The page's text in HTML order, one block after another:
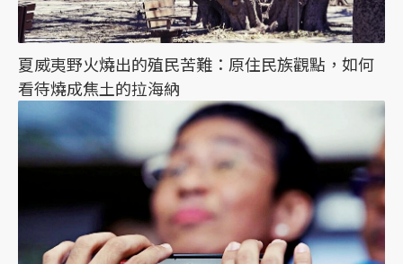
夏威夷野火燒出的殖民苦難：原住民族觀點，如何
看待燒成焦土的拉海納